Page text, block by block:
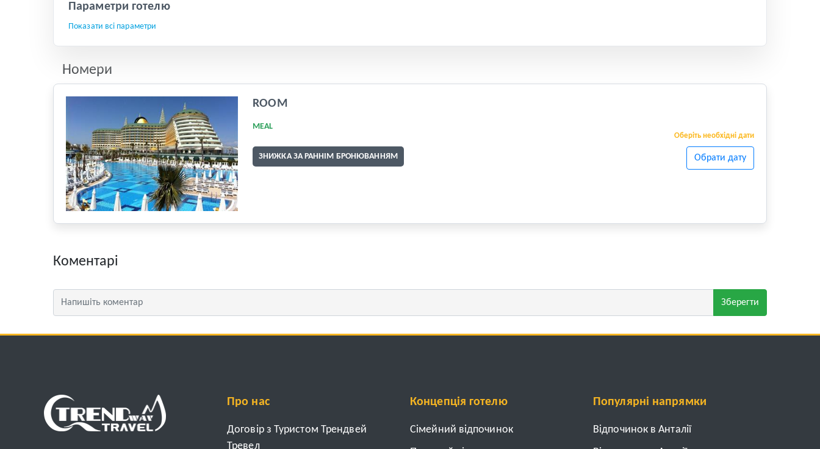
Параметри готелю
Показати всі параметри
Номери
ROOM
MEAL
ЗНИЖКА ЗА РАННІМ БРОНЮВАННЯМ
Оберіть необхідні дати
Обрати дату
Коментарі
Зберегти
Про нас
Договір з Туристом Трендвей
Тревел
Концепція готелю
Cімейний відпочинок
Популярні напрямки
Відпочинок в Анталії